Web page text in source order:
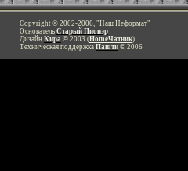
Copyright © 2002-2006, "Наш Неформат"
Основатель Старый Пионэр
Дизайн Кира © 2003 (HomeЧатник)
Техническая поддержка Пашти © 2006